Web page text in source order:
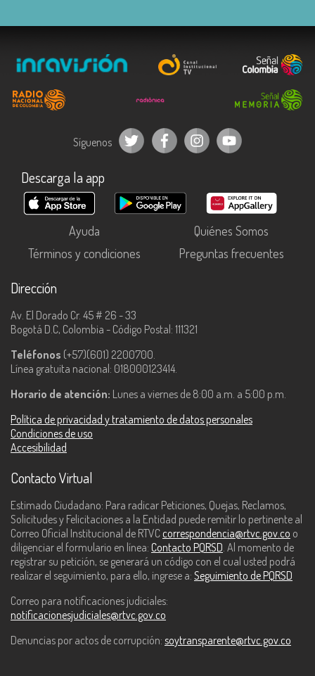
Síguenos
Descarga la app
Ayuda
Quiénes Somos
Términos y condiciones
Preguntas frecuentes
Dirección
Av. El Dorado Cr. 45 # 26 - 33
Bogotá D.C, Colombia - Código Postal: 111321
Teléfonos (+57)(601) 2200700.
Línea gratuita nacional: 018000123414.
Horario de atención: Lunes a viernes de 8:00 a.m. a 5:00 p.m.
Política de privacidad y tratamiento de datos personales
Condiciones de uso
Accesibilidad
Contacto Virtual
Estimado Ciudadano: Para radicar Peticiones, Quejas, Reclamos,
Solicitudes y Felicitaciones a la Entidad puede remitir lo pertinente al
Correo Oficial Institucional de RTVC correspondencia@rtvc.gov.co o
diligenciar el formulario en línea: Contacto PQRSD. Al momento de
registrar su petición, se generará un código con el cual usted podrá
realizar el seguimiento, para ello, ingrese a: Seguimiento de PQRSD
Correo para notificaciones judiciales:
notificacionesjudiciales@rtvc.gov.co
Denuncias por actos de corrupción: soytransparente@rtvc.gov.co